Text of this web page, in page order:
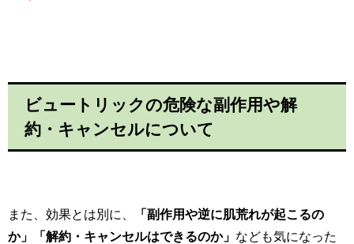
ビュートリックの危険な副作用や解
約・キャンセルについて
また、効果とは別に、 「副作用や逆に肌荒れが起こるの
か」「解約・キャンセルはできるのか」 なども気になった